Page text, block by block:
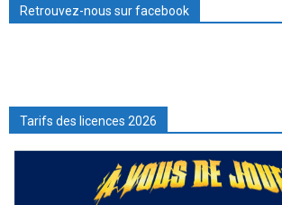
Retrouvez-nous sur facebook
Tarifs des licences 2026